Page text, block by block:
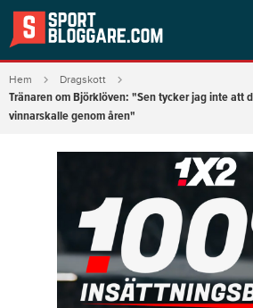
Hem Dragskott
Tränaren om Björklöven: "Sen tycker jag inte att
vinnarskalle genom åren"